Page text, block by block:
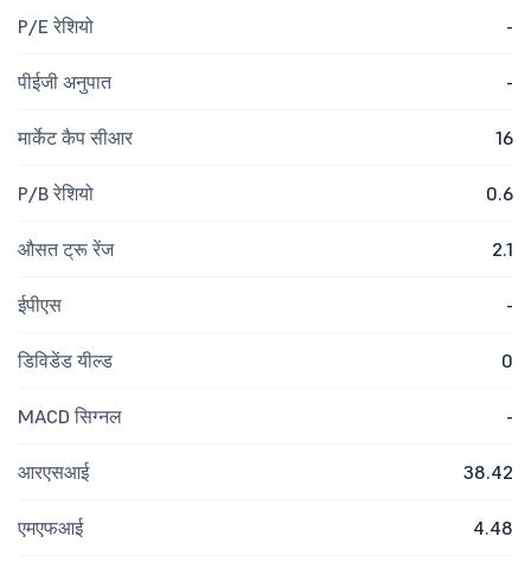
P/E रेशियो -
पीईजी अनुपात -
मार्केट कैप सीआर 16
P/B रेशियो 0.6
औसत ट्रू रेंज 2.1
ईपीएस -
डिविडेंड यील्ड 0
MACD सिग्नल -
आरएसआई 38.42
एमएफआई 4.48